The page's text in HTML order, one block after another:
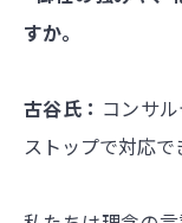
すか。
古谷氏： コンサ
ストップで対応で